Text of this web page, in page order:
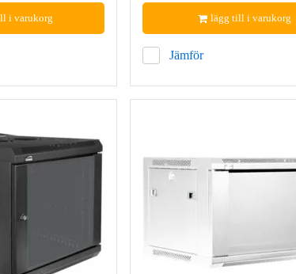
i varukorg
Jämför
lägg till i varukorg